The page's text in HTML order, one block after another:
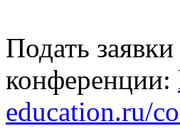
Подать
конференции:
education.ru/